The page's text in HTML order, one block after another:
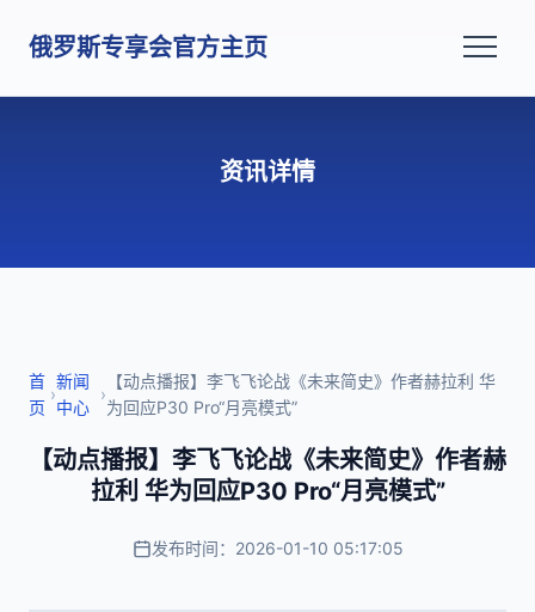
俄罗斯专享会官方主页
资讯详情
首
页
›
新闻
中心
›
【动点播报】李飞飞论战《未来简史》作者赫拉利 华
为回应P30 Pro“月亮模式”
【动点播报】李飞飞论战《未来简史》作者赫
拉利 华为回应P30 Pro“月亮模式”
发布时间：2026-01-10 05:17:05